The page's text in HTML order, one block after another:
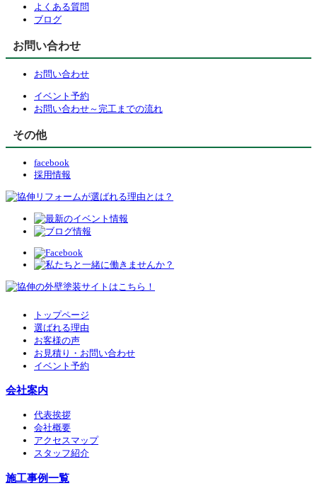
よくある質問
ブログ
お問い合わせ
お問い合わせ
イベント予約
お問い合わせ～完工までの流れ
その他
facebook
採用情報
トップページ
選ばれる理由
お客様の声
お見積り・お問い合わせ
イベント予約
会社案内
代表挨拶
会社概要
アクセスマップ
スタッフ紹介
施工事例一覧